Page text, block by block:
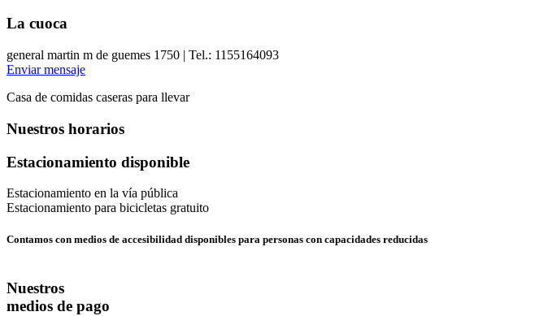
La cuoca
general martin m de guemes 1750 | Tel.: 1155164093
Enviar mensaje
Casa de comidas caseras para llevar
Nuestros horarios
Estacionamiento disponible
Estacionamiento en la vía pública
Estacionamiento para bicicletas gratuito
Contamos con medios de accesibilidad disponibles para personas con capacidades reducidas
Nuestros
medios de pago